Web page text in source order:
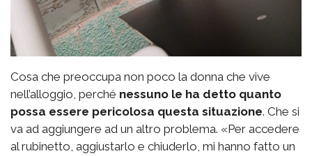
Cosa che preoccupa non poco la donna che vive
nell’alloggio, perché nessuno le ha detto quanto
possa essere pericolosa questa situazione. Che si
va ad aggiungere ad un altro problema. «Per accedere
al rubinetto, aggiustarlo e chiuderlo, mi hanno fatto un